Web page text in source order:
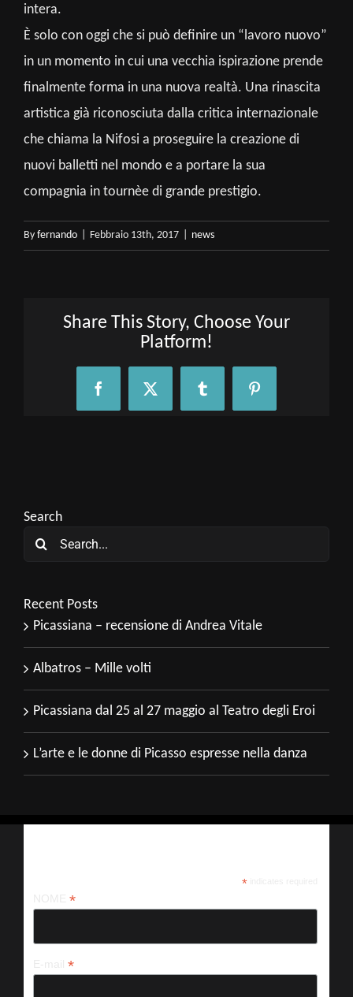
intera.
È solo con oggi che si può definire un “lavoro nuovo”
in un momento in cui una vecchia ispirazione prende
finalmente forma in una nuova realtà. Una rinascita
artistica già riconosciuta dalla critica internazionale
che chiama la Nifosi a proseguire la creazione di
nuovi balletti nel mondo e a portare la sua
compagnia in tournèe di grande prestigio.
By fernando Febbraio 13th, 2017 news
Share This Story, Choose Your
Platform!
FacebookX Tumblr Pinterest
Search
Search
Recent Posts
Picassiana – recensione di Andrea Vitale
Albatros – Mille volti
Picassiana dal 25 al 27 maggio al Teatro degli Eroi
L’arte e le donne di Picasso espresse nella danza
*indicates required
*
*